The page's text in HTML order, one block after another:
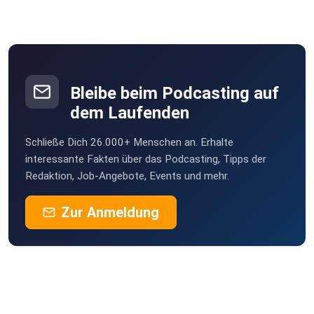
Bleibe beim Podcasting auf
dem Laufenden
Schließe Dich 26.000+ Menschen an. Erhalte
interessante Fakten über das Podcasting, Tipps der
Redaktion, Job-Angebote, Events und mehr.
Zur Anmeldung